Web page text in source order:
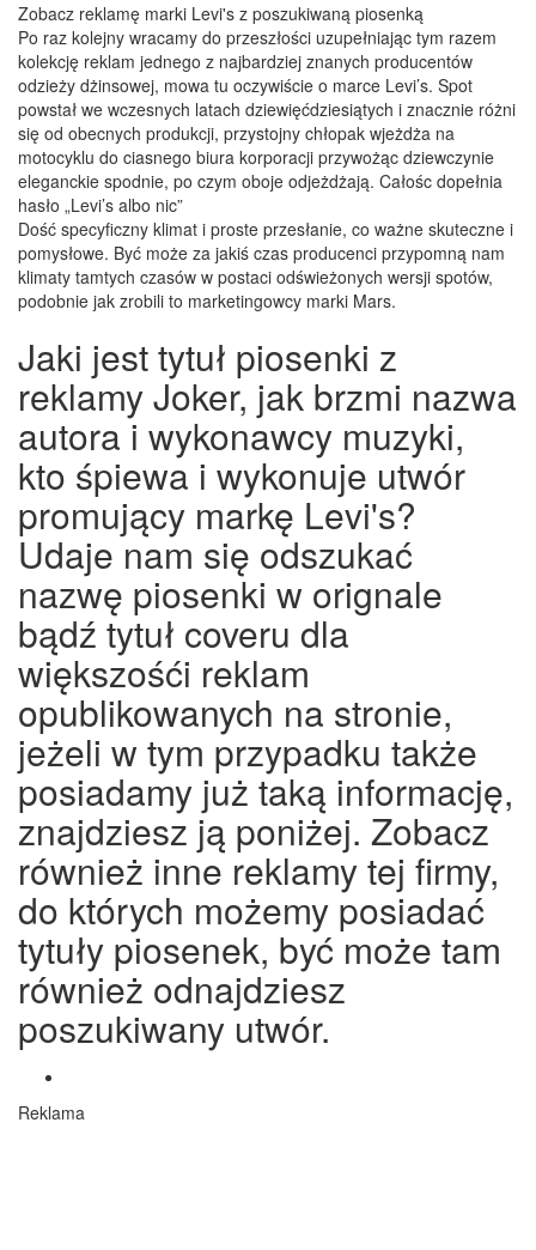
Zobacz reklamę marki Levi's z poszukiwaną piosenką
Po raz kolejny wracamy do przeszłości uzupełniając tym razem
kolekcję reklam jednego z najbardziej znanych producentów
odzieży dżinsowej, mowa tu oczywiście o marce Levi’s. Spot
powstał we wczesnych latach dziewięćdziesiątych i znacznie różni
się od obecnych produkcji, przystojny chłopak wjeżdża na
motocyklu do ciasnego biura korporacji przywożąc dziewczynie
eleganckie spodnie, po czym oboje odjeżdżają. Całośc dopełnia
hasło „Levi’s albo nic”
Dość specyficzny klimat i proste przesłanie, co ważne skuteczne i
pomysłowe. Być może za jakiś czas producenci przypomną nam
klimaty tamtych czasów w postaci odświeżonych wersji spotów,
podobnie jak zrobili to marketingowcy marki Mars.
Jaki jest tytuł piosenki z
reklamy Joker, jak brzmi nazwa
autora i wykonawcy muzyki,
kto śpiewa i wykonuje utwór
promujący markę Levi's?
Udaje nam się odszukać
nazwę piosenki w orignale
bądź tytuł coveru dla
większośći reklam
opublikowanych na stronie,
jeżeli w tym przypadku także
posiadamy już taką informację,
znajdziesz ją poniżej. Zobacz
również inne reklamy tej firmy,
do których możemy posiadać
tytuły piosenek, być może tam
również odnajdziesz
poszukiwany utwór.
Reklama